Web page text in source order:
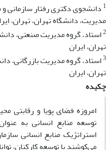
1 دانشجوی دکتری رفتار سازمانی
مدیریت، دانشگاه تهران، تهران،
2استاد، گروه مدیریت صنعتی،
تهران، ایران
3استاد، گروه مدیریت بازرگانی،
تهران، ایران
چکیده
امروزه فضای پویا و رقابتی
توسعه منابع انسانی به
استراتژیک منابع انسانی
می‌کوشند با توسعه کارکنان،